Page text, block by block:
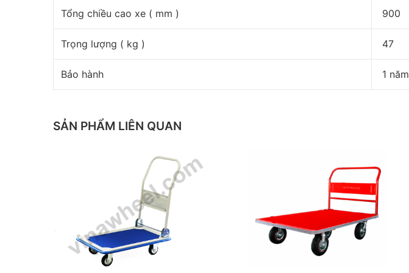
Tổng chiều cao xe ( mm ) 900
Trọng lượng ( kg ) 47
Bảo hành 1 năm
SẢN PHẨM LIÊN QUAN